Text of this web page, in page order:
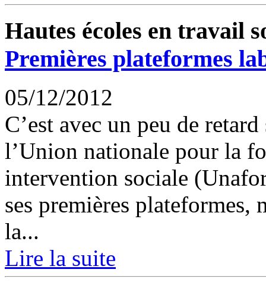
Hautes écoles en travail
Premières plateformes
05/12/2012
C’est avec un peu de
l’Union nationale pour la
intervention sociale
ses premières
la...
Lire la suite